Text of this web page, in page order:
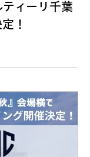
ィーリ千葉
！